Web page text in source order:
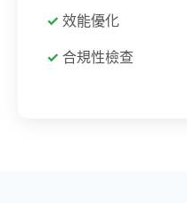
效能優化
合規性檢查